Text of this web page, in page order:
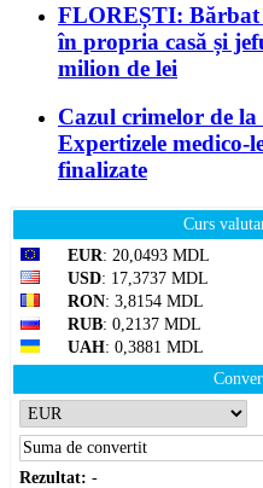
FLOREȘTI: Bărbat
în propria casă și
milion de lei
Cazul crimelor de la
Expertizele medico-
finalizate
Curs
EUR: 20,0493 MDL
USD: 17,3737 MDL
RON: 3,8154 MDL
RUB: 0,2137 MDL
UAH: 0,3881 MDL
Rezultat: -